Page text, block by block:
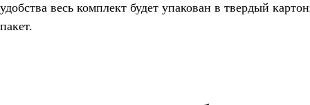
удобства весь комплект будет упакован в твердый
пакет.